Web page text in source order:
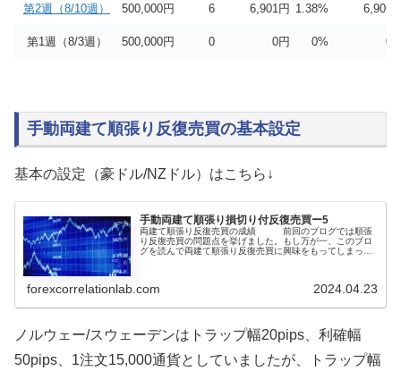
第2週（8/10週） 500,000円 6 6,901 円 1.38% 6,901
第1週（8/3週） 500,000円 0 0円 0% 0
手動両建て順張り反復売買の基本設定
基本の設定（豪ドル/NZドル）はこちら↓
手動両建て順張り損切り付反復売買ー5
両建て順張り反復売買の成績 前回のブログでは順張
り反復売買の問題点を挙げました。もし万が一、このブロ
グを読んで両建て順張り反復売買に興味をもってしまった
なって...
forexcorrelationlab.com 2024.04.23
ノルウェー/スウェーデンはトラップ幅20pips、利確幅
50pips、1注文15,000通貨としていましたが、トラップ幅